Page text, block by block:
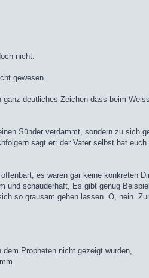
nicht.
gewesen.
deutliches Zeichen dass beim
Sünder verdammt, sondern zu sich
sagt er: der Vater selbst hat
es waren gar keine konkreten
und schauderhaft, Es gibt genug
so grausam gehen lassen. O, nein.
Propheten nicht gezeigt wurden,